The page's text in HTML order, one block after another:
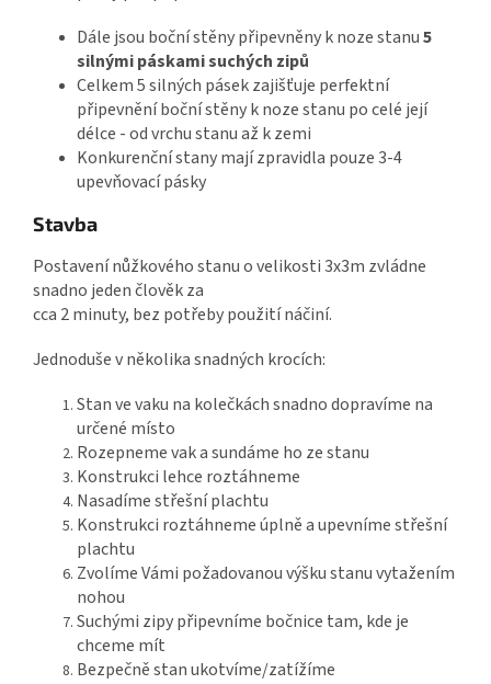
Dále jsou boční stěny připevněny k noze stanu5
silnými páskami suchých zipů
Celkem 5 silných pásek zajišťuje perfektní
připevnění boční stěny k noze stanu po celé její
délce - od vrchu stanu až k zemi
Konkurenční stany mají zpravidla pouze 3-4
upevňovací pásky
Stavba
Postavení nůžkového stanu o velikosti 3x3m zvládne
snadno jeden člověk za
cca 2 minuty, bez potřeby použití náčiní.
Jednoduše v několika snadných krocích:
Stan ve vaku na kolečkách snadno dopravíme na
určené místo
Rozepneme vak a sundáme ho ze stanu
Konstrukci lehce roztáhneme
Nasadíme střešní plachtu
Konstrukci roztáhneme úplně a upevníme střešní
plachtu
Zvolíme Vámi požadovanou výšku stanu vytažením
nohou
Suchými zipy připevníme bočnice tam, kde je
chceme mít
Bezpečně stan ukotvíme/zatížíme